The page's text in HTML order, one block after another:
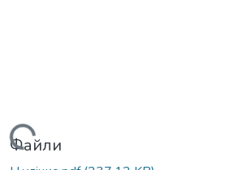
Файли